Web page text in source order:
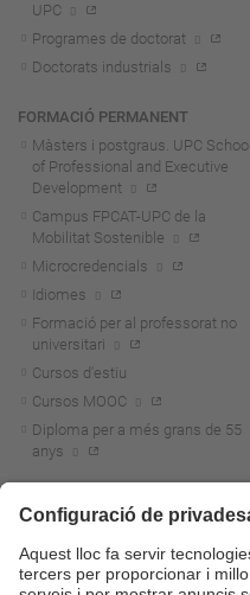
UPC
Programes de doctorat
Doctorats industrials
FORMACIÓ PERMANENT
Màsters i postgraus. UPC School
of Professional and Executive
Development
Campus FPCAT-UPC de la
Mobilitat Sostenible
Microcredencials
Idiomes
Formació per al professorat no
universitari
Cursos d'estiu
Cursos MOOC
Diploma per a més grans de 55
anys
Actualitat R+D+I
La recerca a la UPC
La transferència, l'emprenedoria i